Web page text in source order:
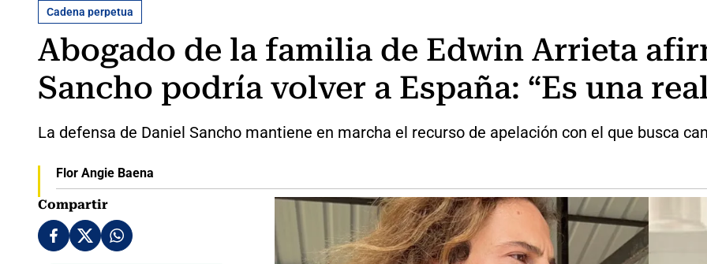
Cadena perpetua
Abogado de la familia de Edwin Arrieta
Sancho podría volver a España: “Es una
La defensa de Daniel Sancho mantiene en marcha el recurso de apelación con el que busca
Flor Angie Baena
Compartir